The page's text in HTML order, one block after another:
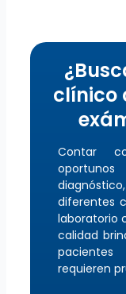
clínico
Contar
diferentes
laboratorio
calidad
requieren